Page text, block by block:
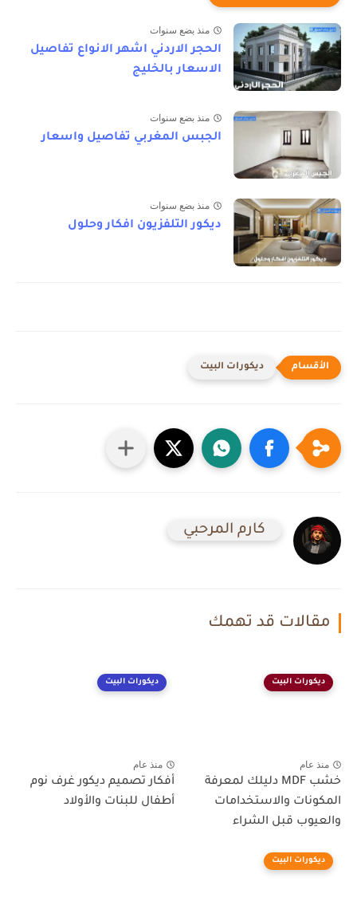
منذ بضع سنوات
الحجر الاردني اشهر الانواع تفاصيل
الاسعار بالخليج
منذ بضع سنوات
الجبس المغربي تفاصيل واسعار
منذ بضع سنوات
ديكور التلفزيون افكار وحلول
ديكورات البيت
كارم المرحبي
مقالات قد تهمك
ديكورات البيت
منذ عام
خشب MDF دليلك لمعرفة
المكونات والاستخدامات
والعيوب قبل الشراء
ديكورات البيت
منذ عام
أفكار تصميم ديكور غرف نوم
أطفال للبنات والأولاد
ديكورات البيت